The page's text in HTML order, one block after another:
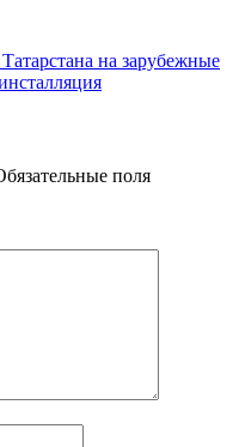
на зарубежные
поля